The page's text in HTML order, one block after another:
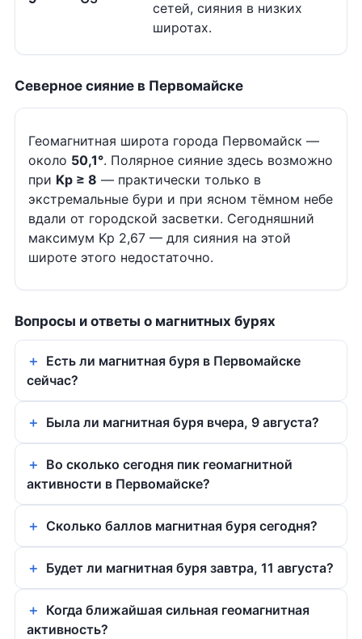
сетей, сияния в низких
широтах.
Северное сияние в Первомайске
Геомагнитная широта города Первомайск —
около 50,1°. Полярное сияние здесь возможно
при Kp ≥ 8 — практически только в
экстремальные бури и при ясном тёмном небе
вдали от городской засветки. Сегодняшний
максимум Kp 2,67 — для сияния на этой
широте этого недостаточно.
Вопросы и ответы о магнитных бурях
Есть ли магнитная буря в Первомайске
сейчас?
Была ли магнитная буря вчера, 9 августа?
Во сколько сегодня пик геомагнитной
активности в Первомайске?
Сколько баллов магнитная буря сегодня?
Будет ли магнитная буря завтра, 11 августа?
Когда ближайшая сильная геомагнитная
активность?